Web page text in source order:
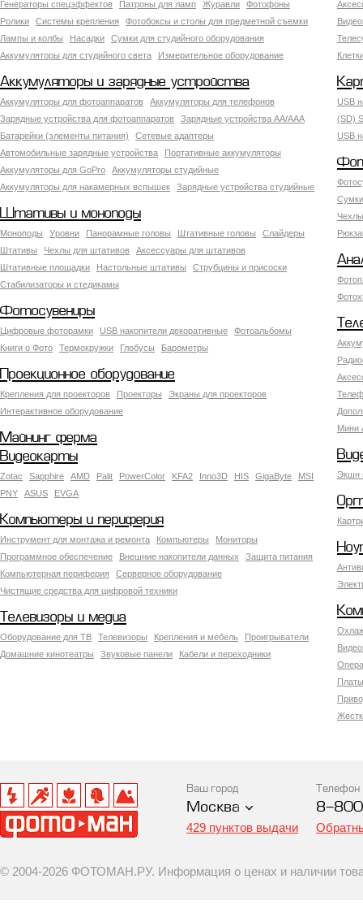
Генераторы спецэффектов
Патроны для ламп Журавли
Фотофоны
Ролики
Системы крепления
Фотобоксы и столы для предметной съемки
Лампы и колбы
Насадки
Сумки для студийного оборудования
Аккумуляторы для студийного света
Измерительное оборудование
Аккумуляторы и зарядные устройства
Аккумуляторы для фотоаппаратов
Аккумуляторы для телефонов
Зарядные устройства для фотоаппаратов
Зарядные устройства AA/AAA
Батарейки (элементы питания)
Сетевые адаптеры
Автомобильные зарядные устройства
Портативные аккумуляторы
Аккумуляторы для GoPro
Аккумуляторы студийные
Аккумуляторы для накамерных вспышек
Зарядные устройства студийные
USB
(SD)
USB
Штативы и моноподы
Моноподы Уровни Панорамные головы Штативные головы
Слайдеры
Штативы
Чехлы для штативов
Аксессуары для штативов
Штативные площадки
Настольные штативы
Струбцины и присоски
Стабилизаторы и стедикамы
Фотосувениры
Цифровые фоторамки USB накопители декоративные
Фотоальбомы
Книги о Фото
Термокружки Глобусы Барометры
Мини
Проекционное оборудование
Крепления для проекторов Проекторы
Экраны для проекторов
Интерактивное оборудование
Майнинг ферма
Экшн
Видеокарты
Zotac Sapphire AMD Palit PowerColor KFA2 Inno3D HIS GigaByte
MSI
PNY
ASUS EVGA
Компьютеры и периферия
Инструмент для монтажа и ремонта Компьютеры
Мониторы
Программное обеспечение
Внешние накопители данных
Защита питания
Компьютерная периферия
Серверное оборудование
Чистящие средства для цифровой техники
Телевизоры и медиа
Оборудование для ТВ Телевизоры Крепления и мебель
Проигрыватели
Домашние кинотеатры
Звуковые панели Кабели и переходники
Ваш город
Москва
429 пунктов выдачи
Телефон
8-
© 2004-2026 ФОТОМАН.РУ. Информация о ценах и наличии